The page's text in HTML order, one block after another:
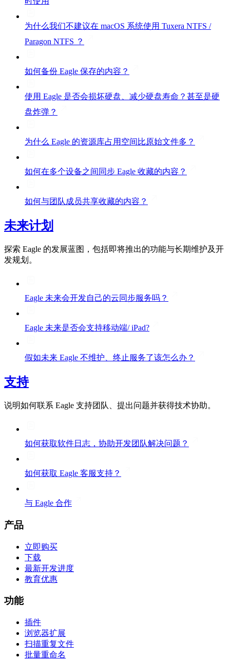
为什么我们不建议在 macOS 系统使用 Tuxera NTFS /
Paragon NTFS ？
如何备份 Eagle 保存的内容？
使用 Eagle 是否会损坏硬盘、减少硬盘寿命？甚至是硬
盘炸弹？
为什么 Eagle 的资源库占用空间比原始文件多？
如何在多个设备之间同步 Eagle 收藏的内容？
如何与团队成员共享收藏的内容？
未来计划
探索 Eagle 的发展蓝图，包括即将推出的功能与长期维护及开
发规划。
Eagle 未来会开发自己的云同步服务吗？
Eagle 未来是否会支持移动端/ iPad?
假如未来 Eagle 不维护、终止服务了该怎么办？
支持
说明如何联系 Eagle 支持团队、提出问题并获得技术协助。
如何获取软件日志，协助开发团队解决问题？
如何获取 Eagle 客服支持？
与 Eagle 合作
产品
立即购买
下载
最新开发进度
教育优惠
功能
插件
浏览器扩展
扫描重复文件
批量重命名